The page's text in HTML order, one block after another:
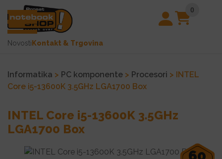
0
Novosti Kontakt & Trgovina
Informatika > PC komponente > Procesori > INTEL
Core i5-13600K 3.5GHz LGA1700 Box
INTEL Core i5-13600K 3.5GHz
LGA1700 Box